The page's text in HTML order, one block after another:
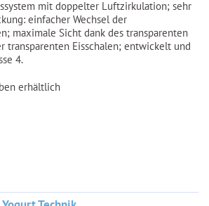
mit doppelter Luftzirkulation; sehr
einfacher Wechsel der
maximale Sicht dank des transparenten
transparenten Eisschalen; entwickelt und
4.
erhältlich